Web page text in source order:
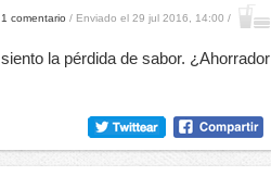
1 comentario / Enviado el 29 jul 2016, 14:00 /
la pérdida de sabor. ¿Ahorrador